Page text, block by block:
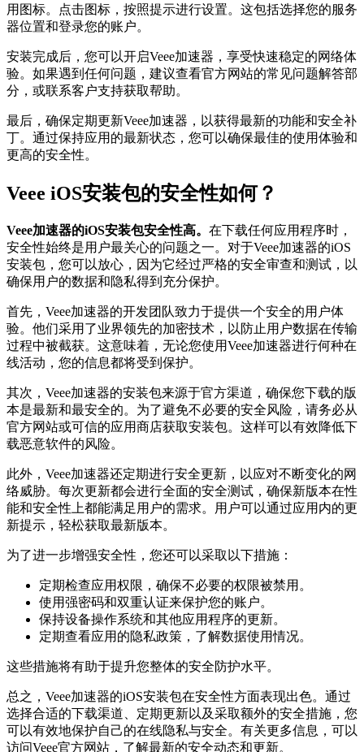
用图标。点击图标，按照提示进行设置。这包括选择您的服务
器位置和登录您的账户。
安装完成后，您可以开启Veee加速器，享受快速稳定的网络体
验。如果遇到任何问题，建议查看官方网站的常见问题解答部
分，或联系客户支持获取帮助。
最后，确保定期更新Veee加速器，以获得最新的功能和安全补
丁。通过保持应用的最新状态，您可以确保最佳的使用体验和
更高的安全性。
Veee iOS安装包的安全性如何？
Veee加速器的iOS安装包安全性高。 在下载任何应用程序时，
安全性始终是用户最关心的问题之一。对于Veee加速器的iOS
安装包，您可以放心，因为它经过严格的安全审查和测试，以
确保用户的数据和隐私得到充分保护。
首先，Veee加速器的开发团队致力于提供一个安全的用户体
验。他们采用了业界领先的加密技术，以防止用户数据在传输
过程中被截获。这意味着，无论您使用Veee加速器进行何种在
线活动，您的信息都将受到保护。
其次，Veee加速器的安装包来源于官方渠道，确保您下载的版
本是最新和最安全的。为了避免不必要的安全风险，请务必从
官方网站或可信的应用商店获取安装包。这样可以有效降低下
载恶意软件的风险。
此外，Veee加速器还定期进行安全更新，以应对不断变化的网
络威胁。每次更新都会进行全面的安全测试，确保新版本在性
能和安全性上都能满足用户的需求。用户可以通过应用内的更
新提示，轻松获取最新版本。
为了进一步增强安全性，您还可以采取以下措施：
定期检查应用权限，确保不必要的权限被禁用。
使用强密码和双重认证来保护您的账户。
保持设备操作系统和其他应用程序的更新。
定期查看应用的隐私政策，了解数据使用情况。
这些措施将有助于提升您整体的安全防护水平。
总之，Veee加速器的iOS安装包在安全性方面表现出色。通过
选择合适的下载渠道、定期更新以及采取额外的安全措施，您
可以有效地保护自己的在线隐私与安全。有关更多信息，可以
访问Veee官方网站，了解最新的安全动态和更新。